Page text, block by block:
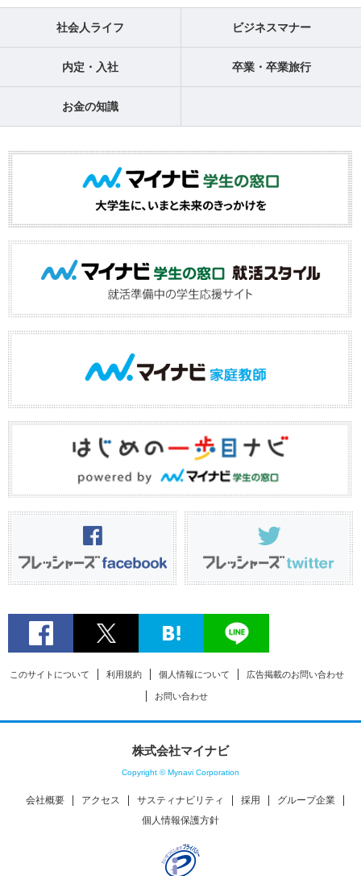
社会人ライフ ビジネスマナー
内定・入社 卒業・卒業旅行
お金の知識
このサイトについて 利用規約 個人情報について 広告掲載のお問い合わせ
お問い合わせ
株式会社マイナビ
Copyright © Mynavi Corporation
会社概要 アクセス サスティナビリティ 採用
グループ企業
個人情報保護方針